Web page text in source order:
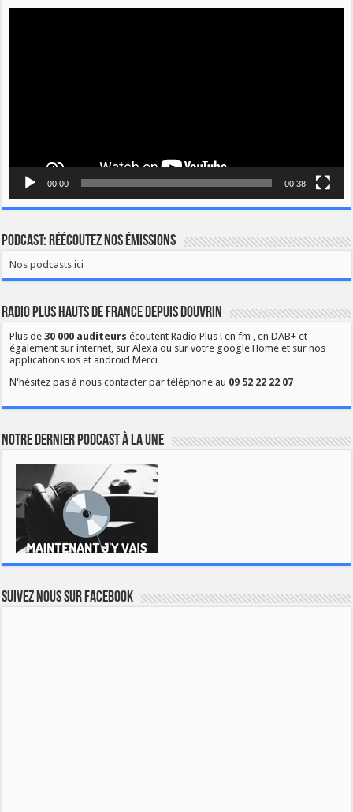
00:00 00:38
Podcast: Réécoutez nos émissions
Nos podcasts ici
Radio Plus Hauts de France depuis Douvrin
Plus de30 000 auditeurs écoutent Radio Plus ! en fm , en DAB+ et
également sur internet, sur Alexa ou sur votre google Home et sur nos
applications ios et android Merci
N'hésitez pas à nous contacter par téléphone au 09 52 22 22 07
Notre dernier podcast à la une
Suivez nous sur Facebook